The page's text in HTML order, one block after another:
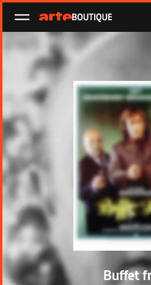
Ouvrir le menu
Buffet